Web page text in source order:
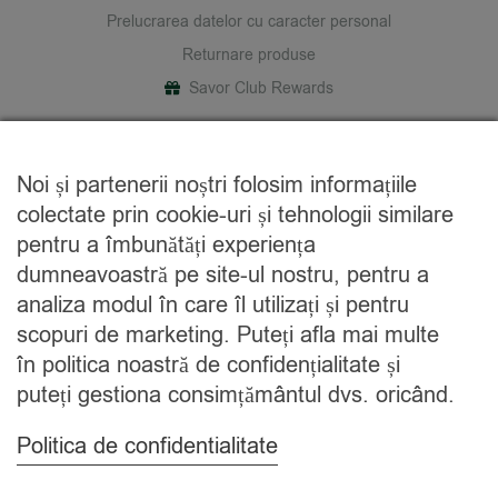
Prelucrarea datelor cu caracter personal
Returnare produse
Savor Club Rewards
Cine suntem
Blog
Contact
CATEGORII
Condimente
Mixuri
Ceaiuri
Noi și partenerii noștri folosim informațiile
colectate prin cookie-uri și tehnologii similare
pentru a îmbunătăți experiența
dumneavoastră pe site-ul nostru, pentru a
analiza modul în care îl utilizați și pentru
scopuri de marketing. Puteți afla mai multe
în politica noastră de confidențialitate și
puteți gestiona consimțământul dvs. oricând.
Politica de confidentialitate